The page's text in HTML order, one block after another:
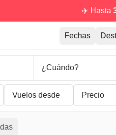
✈️ Hasta
Fechas
¿Cuándo?
Vuelos desde Precio